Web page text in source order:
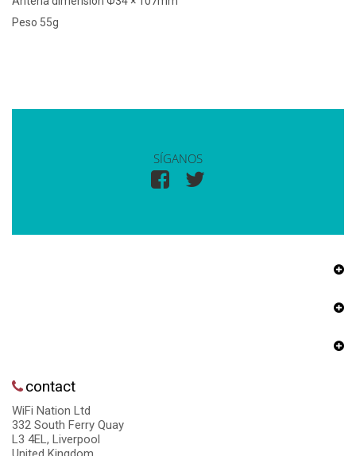
Peso 55g
SÍGANOS
contact
WiFi Nation Ltd
332 South Ferry Quay
L3 4EL, Liverpool